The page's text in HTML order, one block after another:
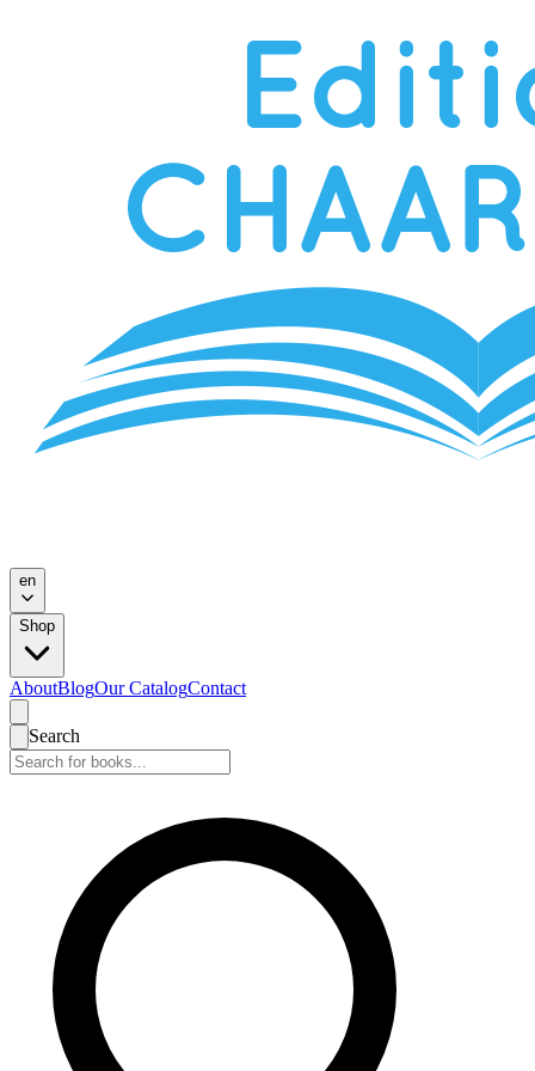
en
Shop
AboutBlogOur CatalogContact
Search